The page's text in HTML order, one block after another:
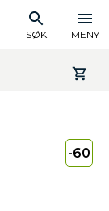
SØK MENY
-60